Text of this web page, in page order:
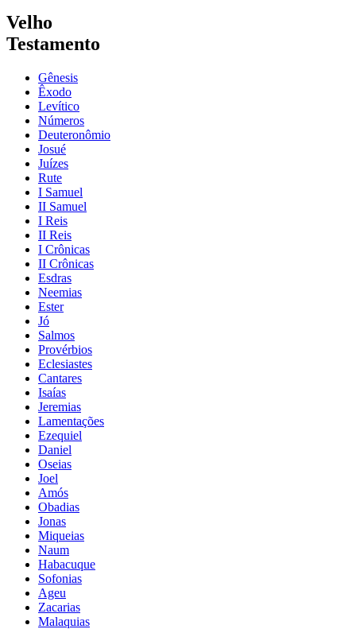
Velho
Testamento
Gênesis
Êxodo
Levítico
Números
Deuteronômio
Josué
Juízes
Rute
I Samuel
II Samuel
I Reis
II Reis
I Crônicas
II Crônicas
Esdras
Neemias
Ester
Jó
Salmos
Provérbios
Eclesiastes
Cantares
Isaías
Jeremias
Lamentações
Ezequiel
Daniel
Oseias
Joel
Amós
Obadias
Jonas
Miqueias
Naum
Habacuque
Sofonias
Ageu
Zacarias
Malaquias